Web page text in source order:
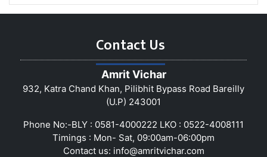
Contact Us
Amrit Vichar
932, Katra Chand Khan, Pilibhit Bypass Road Bareilly
(U.P) 243001
Phone No:-BLY : 0581-4000222 LKO : 0522-4008111
Timings : Mon- Sat, 09:00am-06:00pm
Contact us: info@amritvichar.com